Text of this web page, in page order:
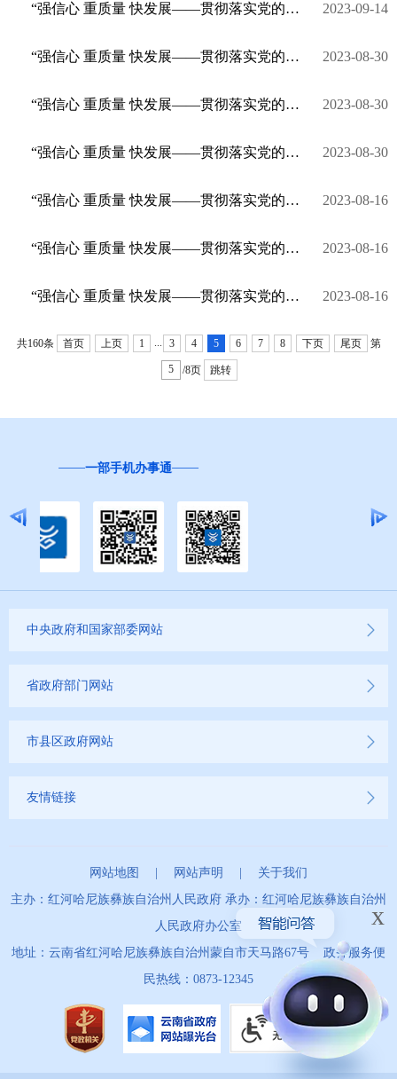
“强信心 重质量 快发展——贯彻落实党的二十大精神”系列新闻发布会（州商务局专场） 2023-09-14
“强信心 重质量 快发展——贯彻落实党的二十大精神”系列新闻发布会（州农业农村局专场） 2023-08-30
“强信心 重质量 快发展——贯彻落实党的二十大精神”系列新闻发布会（州交通运输局专场） 2023-08-30
“强信心 重质量 快发展——贯彻落实党的二十大精神”系列新闻发布会（州财政局专场） 2023-08-30
“强信心 重质量 快发展——贯彻落实党的二十大精神”系列新闻发布会（州科技局专场） 2023-08-16
“强信心 重质量 快发展——贯彻落实党的二十大精神”系列新闻发布会（州工信局专场） 2023-08-16
“强信心 重质量 快发展——贯彻落实党的二十大精神”系列新闻发布会（州发展改革委专场） 2023-08-16
共160条 首页 上页 1 3 4 5 6 7 8 下页 尾页 第
/8页 跳转
“互联网+督查”
中央政府和国家部委网站
省政府部门网站
市县区政府网站
友情链接
网站地图 网站声明
关于我们
主办：红河哈尼族彝族自治州人民政府 承办：红河哈尼族彝族自治州
人民政府办公室
地址：云南省红河哈尼族彝族自治州蒙自市天马路67号 政务服务便
民热线：0873-12345
x